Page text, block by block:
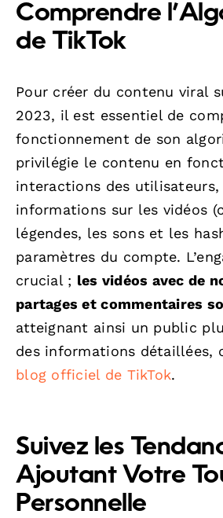
Comprendre
de TikTok
Pour créer du contenu viral
2023, il est essentiel de
fonctionnement de son
privilégie le contenu en
interactions des utilisateurs,
informations sur les vidéos
légendes, les sons et les
paramètres du compte.
crucial ; les vidéos avec de
partages et commentaires
atteignant ainsi un public
des informations détaillées,
blog officiel de TikTok.
Suivez les
Ajoutant Votre
Personnelle